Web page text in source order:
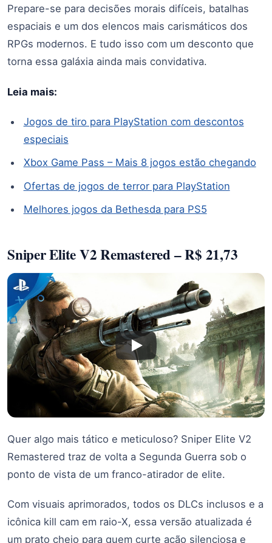
Prepare-se para decisões morais difíceis, batalhas
espaciais e um dos elencos mais carismáticos dos
RPGs modernos. E tudo isso com um desconto que
torna essa galáxia ainda mais convidativa.
Leia mais:
Jogos de tiro para PlayStation com descontos
especiais
Xbox Game Pass – Mais 8 jogos estão chegando
Ofertas de jogos de terror para PlayStation
Melhores jogos da Bethesda para PS5
Sniper Elite V2 Remastered – R$ 21,73
Quer algo mais tático e meticuloso? Sniper Elite V2
Remastered traz de volta a Segunda Guerra sob o
ponto de vista de um franco-atirador de elite.
Com visuais aprimorados, todos os DLCs inclusos e a
icônica kill cam em raio-X, essa versão atualizada é
um prato cheio para quem curte ação silenciosa e